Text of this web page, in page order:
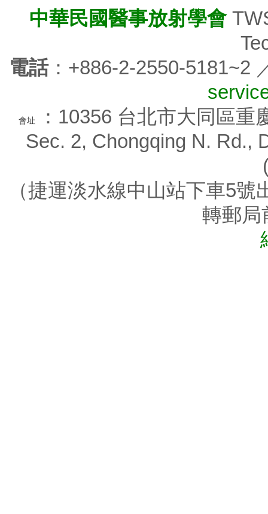
中華民國醫事放射學會
電話：+886-2-2550-5181~2
會址
：10356 台北市大同區
Sec. 2, Chongqing N. Rd.,
（捷運淡水線中山站下車5
轉郵局